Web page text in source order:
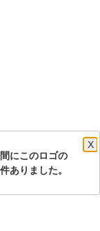
にこのロゴの
X
ありました。